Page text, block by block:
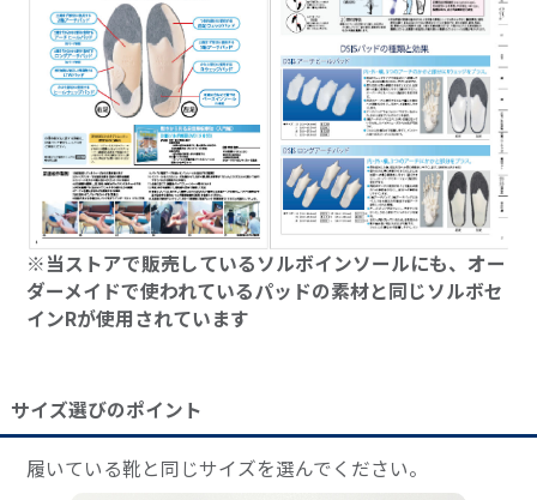
※当ストアで販売しているソルボインソールにも、オー
ダーメイドで使われているパッドの素材と同じソルボセ
インRが使用されています
サイズ選びのポイント
履いている靴と同じサイズを選んでください。